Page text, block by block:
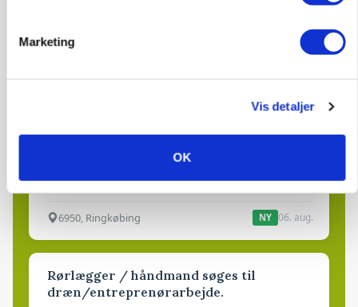
Marketing
Vis detaljer
OK
Elevplads tilbydes ved Ringkøbing /
Trainee placement Ringkøbing
Grise
6950, Ringkøbing NY 06. aug.
Rørlægger / håndmand søges til
dræn/entreprenørarbejde.